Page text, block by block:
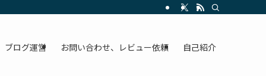
ブログ運営 お問い合わせ、レビュー依頼 自己紹介